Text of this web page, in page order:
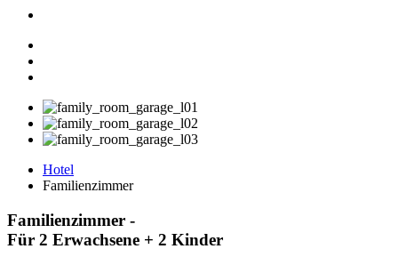
Hotel
Familienzimmer
Familienzimmer -
Für 2 Erwachsene + 2 Kinder